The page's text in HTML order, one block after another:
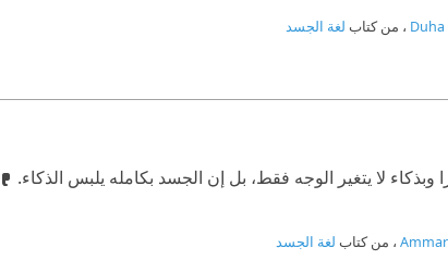
، من كتاب لغة الجسد
وبذكاء لا يتغير الوجه فقط، بل إن الجسد بكامله يلبس الذكاء.
، من كتاب لغة الجسد